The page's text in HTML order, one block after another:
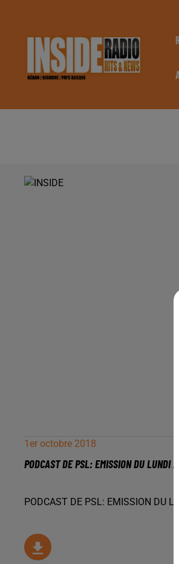
1er octobre 2018
PODCAST DE PSL: EMISSION DU LUNDI
PODCAST DE PSL: EMISSION DU